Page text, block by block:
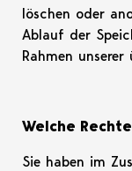
löschen oder
Ablauf der
Rahmen
Welche
Sie haben im